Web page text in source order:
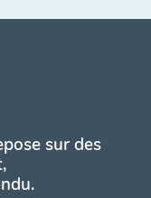
sur des